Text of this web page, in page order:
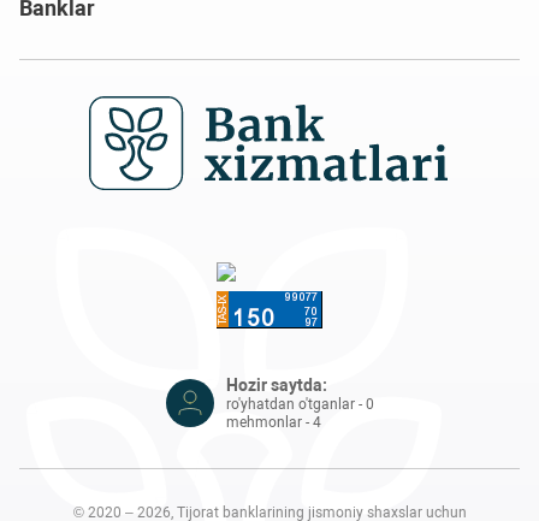
Banklar
Hozir saytda:
ro'yhatdan o'tganlar - 0
mehmonlar - 4
© 2020 – 2026, Tijorat banklarining jismoniy shaxslar uchun